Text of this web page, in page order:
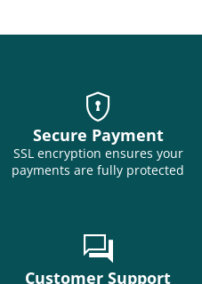
encrypted
Secure Payment
SSL encryption ensures your
payments are fully protected
forum
Customer Support